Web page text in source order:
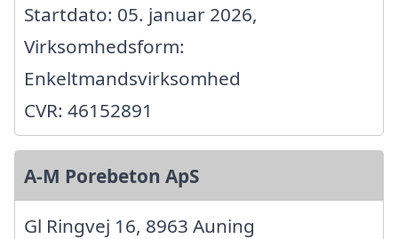
Startdato: 05. januar 2026,
Virksomhedsform:
Enkeltmandsvirksomhed
CVR: 46152891
A-M Porebeton ApS
Gl Ringvej 16, 8963 Auning